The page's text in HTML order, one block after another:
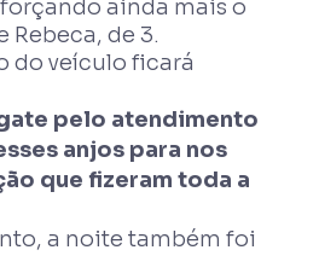
ainda mais o
Rebeca, de 3.
do veículo ficará
pelo atendimento
anjos para nos
que fizeram toda a
a noite também foi